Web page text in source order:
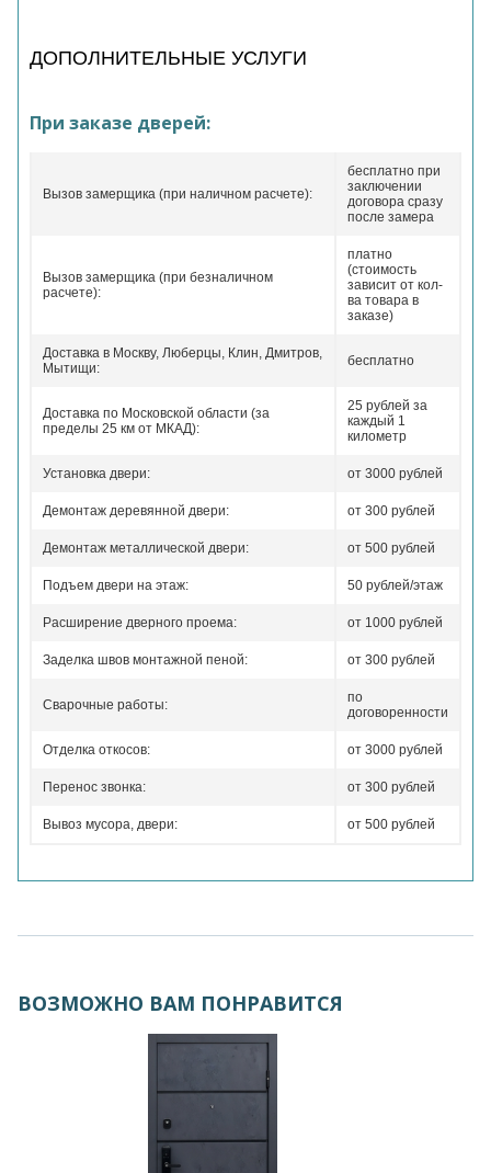
ДОПОЛНИТЕЛЬНЫЕ УСЛУГИ
При заказе дверей:
Вызов замерщика (при наличном расчете):
бесплатно при
заключении
договора сразу
после замера
Вызов замерщика (при безналичном
расчете):
платно
(стоимость
зависит от кол-
ва товара в
заказе)
Доставка в Москву, Люберцы, Клин, Дмитров,
Мытищи:
бесплатно
Доставка по Московской области (за
пределы 25 км от МКАД):
25 рублей за
каждый 1
километр
Установка двери: от 3000 рублей
Демонтаж деревянной двери: от 300 рублей
Демонтаж металлической двери: от 500 рублей
Подъем двери на этаж: 50 рублей/этаж
Расширение дверного проема: от 1000 рублей
Заделка швов монтажной пеной: от 300 рублей
Сварочные работы:
по
договоренности
Отделка откосов: от 3000 рублей
Перенос звонка: от 300 рублей
Вывоз мусора, двери: от 500 рублей
ВОЗМОЖНО ВАМ ПОНРАВИТСЯ